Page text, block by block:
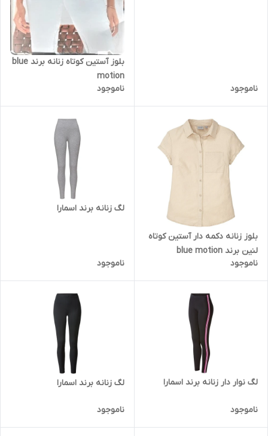
ناموجود
بلوز آستین کوتاه زنانه برند blue
motion
ناموجود
بلوز زنانه دکمه دار آستین کوتاه
لنین برند blue motion
ناموجود
لگ زنانه برند اسمارا
ناموجود
لگ نوار دار زنانه برند اسمارا
ناموجود
لگ زنانه برند اسمارا
ناموجود